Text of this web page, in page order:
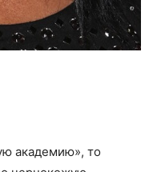
академию», то